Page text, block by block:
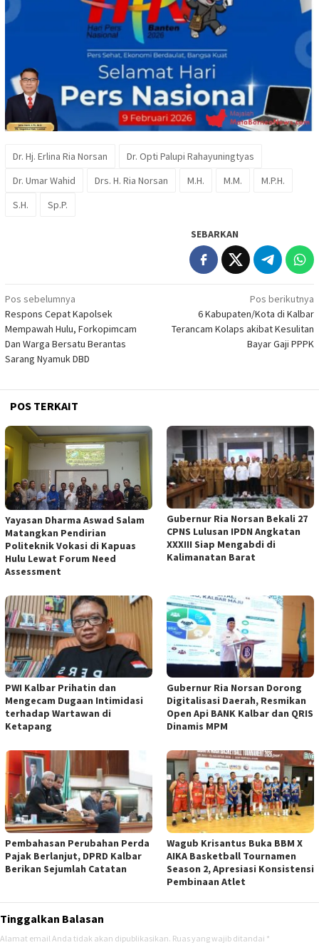
Dr. Hj. Erlina Ria Norsan
Dr. Opti Palupi Rahayuningtyas
Dr. Umar Wahid
Drs. H. Ria Norsan M.H. M.M.
M.P.H.
S.H.
Sp.P.
SEBARKAN
Navigasi
pos
Pos sebelumnya
Respons Cepat Kapolsek
Mempawah Hulu, Forkopimcam
Dan Warga Bersatu Berantas
Sarang Nyamuk DBD
Pos berikutnya
6 Kabupaten/Kota di Kalbar
Terancam Kolaps akibat Kesulitan
Bayar Gaji PPPK
POS TERKAIT
Yayasan Dharma Aswad Salam
Matangkan Pendirian
Politeknik Vokasi di Kapuas
Hulu Lewat Forum Need
Assessment
Gubernur Ria Norsan Bekali 27
CPNS Lulusan IPDN Angkatan
XXXIII Siap Mengabdi di
Kalimanatan Barat
PWI Kalbar Prihatin dan
Mengecam Dugaan Intimidasi
terhadap Wartawan di
Ketapang
Gubernur Ria Norsan Dorong
Digitalisasi Daerah, Resmikan
Open Api BANK Kalbar dan QRIS
Dinamis MPM
Pembahasan Perubahan Perda
Pajak Berlanjut, DPRD Kalbar
Berikan Sejumlah Catatan
Wagub Krisantus Buka BBM X
AIKA Basketball Tournamen
Season 2, Apresiasi Konsistensi
Pembinaan Atlet
Tinggalkan Balasan
Alamat email Anda tidak akan dipublikasikan. Ruas yang wajib ditandai *